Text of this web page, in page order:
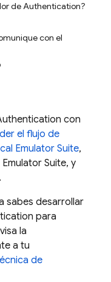
de Authentication?
con el
con
el flujo de
Emulator Suite,
Suite, y
.
sabes desarrollar
para
la
a tu
de